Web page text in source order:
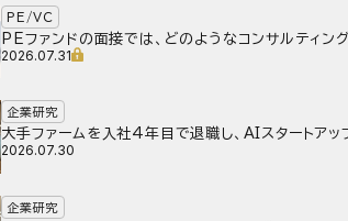
PE/VC
PEファンドの面接では、どのようなコンサルティン
2026.07.31
企業研究
大手ファームを入社4年目で退職し、AIスタートア
2026.07.30
企業研究